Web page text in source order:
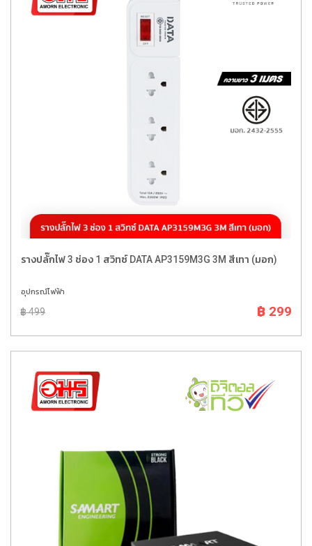
รางปลั๊กไฟ 3 ช่อง 1 สวิทซ์ DATA AP3159M3G 3M สีเทา (มอก)
อุปกรณ์ไฟฟ้า
฿ 499 ฿ 299